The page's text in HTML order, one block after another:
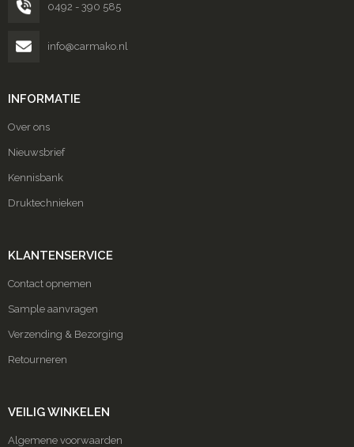
0492 - 390 585
info@carmako.nl
INFORMATIE
Over ons
Nieuwsbrief
Kennisbank
Druktechnieken
KLANTENSERVICE
Contact opnemen
Sample aanvragen
Verzending & Bezorging
Retourneren
VEILIG WINKELEN
Algemene voorwaarden